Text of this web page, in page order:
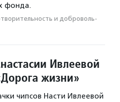
фонда.
и доброволь­
Ивлеевой
жизни»
чипсов Насти Ивлеевой